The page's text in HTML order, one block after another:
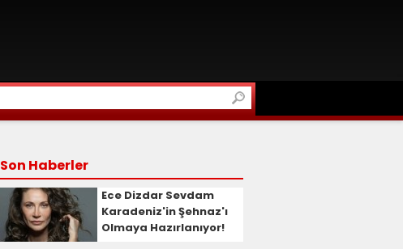
Son Haberler
Ece Dizdar Sevdam
Karadeniz'in Şehnaz'ı
Olmaya Hazırlanıyor!